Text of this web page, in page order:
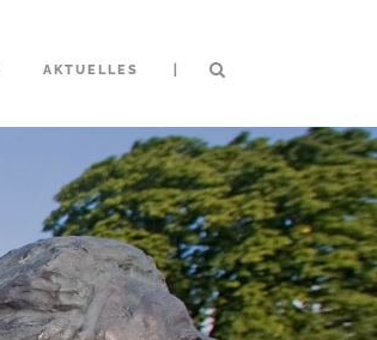
AKTUELLES |